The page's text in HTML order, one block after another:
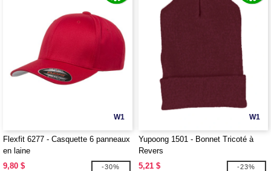
W1
Flexfit 6277 - Casquette 6 panneaux
en laine
9,80 $
-30%
W1
Yupoong 1501 - Bonnet Tricoté à
Revers
5,21 $
-23%